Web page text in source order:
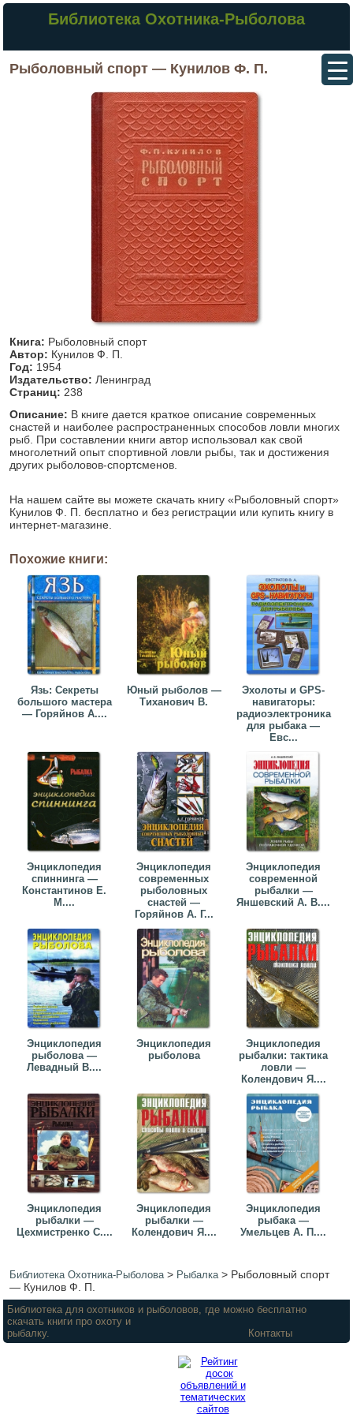
Библиотека Охотника-Рыболова
Рыболовный спорт — Кунилов Ф. П.
Книга: Рыболовный спорт
Автор: Кунилов Ф. П.
Год: 1954
Издательство: Ленинград
Страниц: 238
Описание: В книге дается краткое описание современных
снастей и наиболее распространенных способов ловли многих
рыб. При составлении книги автор использовал как свой
многолетний опыт спортивной ловли рыбы, так и достижения
других рыболовов-спортсменов.
На нашем сайте вы можете скачать книгу «Рыболовный спорт»
Кунилов Ф. П. бесплатно и без регистрации или купить книгу в
интернет-магазине.
Похожие книги:
Язь: Секреты
большого мастера
— Горяйнов А....
Юный рыболов —
Тиханович В.
Эхолоты и GPS-
навигаторы:
радиоэлектроника
для рыбака —
Евс...
Энциклопедия
спиннинга —
Константинов Е.
М....
Энциклопедия
современных
рыболовных
снастей —
Горяйнов А. Г...
Энциклопедия
современной
рыбалки —
Яншевский А. В....
Энциклопедия
рыболова —
Левадный В....
Энциклопедия
рыболова
Энциклопедия
рыбалки: тактика
ловли —
Колендович Я....
Энциклопедия
рыбалки —
Цехмистренко С....
Энциклопедия
рыбалки —
Колендович Я....
Энциклопедия
рыбака —
Умельцев А. П....
Библиотека Охотника-Рыболова> Рыбалка> Рыболовный спорт
— Кунилов Ф. П.
Библиотека для охотников и рыболовов, где можно бесплатно
скачать книги про охоту и
рыбалку.
Контакты